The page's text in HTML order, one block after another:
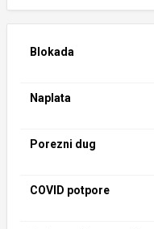
Blokada
Naplata
Porezni dug
COVID potpore